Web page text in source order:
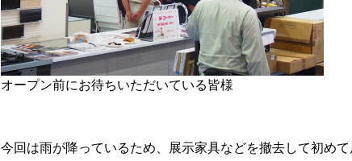
オープン前にお待ちいただいている皆様
今回は雨が降っているため、展示家具などを撤去して初めて